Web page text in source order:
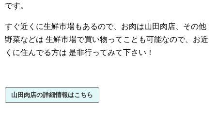
です。
すぐ近くに生鮮市場もあるので、お肉は山田肉店、その他
野菜などは 生鮮市場で買い物ってことも可能なので、お近
くに住んでる方は 是非行ってみて下さい！
山田肉店の詳細情報はこちら